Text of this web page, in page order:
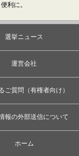
利に。
選挙ニュース
運営会社
ご質問（有権者向け）
報の外部送信について
ホーム